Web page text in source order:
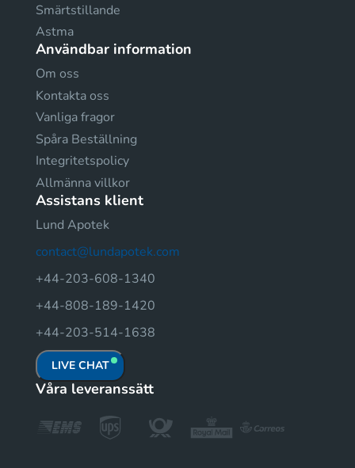
Smärtstillande
Astma
Användbar information
Om oss
Kontakta oss
Vanliga fragor
Spåra Beställning
Integritetspolicy
Allmänna villkor
Assistans klient
Lund Apotek
contact@lundapotek.com
+44-203-608-1340
+44-808-189-1420
+44-203-514-1638
LIVE CHAT
Våra leveranssätt